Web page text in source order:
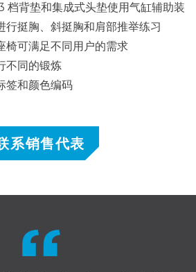
档背垫和集成式头垫使用气缸辅助装
行挺胸、斜挺胸和肩部推举练习
椅可满足不同用户的需求
不同的锻炼
签和颜色编码
系销售代表